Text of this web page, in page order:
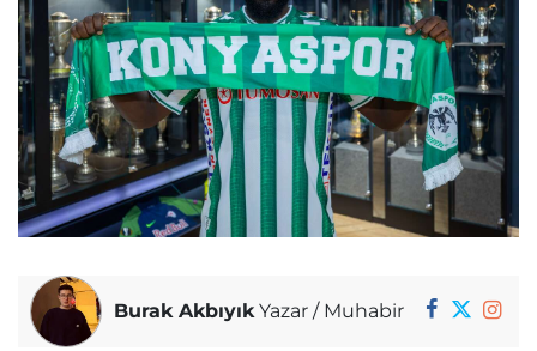
Burak Akbıyık Yazar / Muhabir